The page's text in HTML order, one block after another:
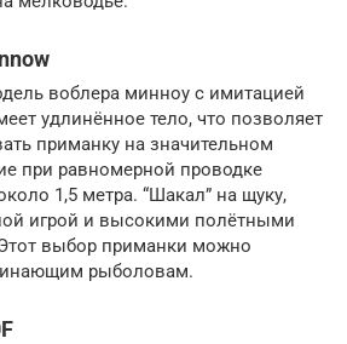
воблера минноу с имитацией
удлинённое тело, что позволяет
приманку на значительном
при равномерной проводке
1,5 метра. “Шакал” на щуку,
игрой и высокими полётными
выбор приманки можно
рыболовам.